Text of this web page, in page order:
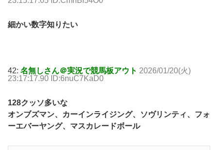
細かい数字知りたい
42: 名無しさん＠実況で競馬板アウト 2026/01/20(火)
23:17:17.90 ID:6nuC7KaD0
128クッソ多いな
オンブズマン、カーインライジング、ソヴリンティ、フォ
ーエバーヤング、マスカレードボール